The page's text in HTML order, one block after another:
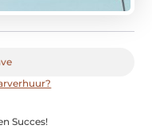
Succes!